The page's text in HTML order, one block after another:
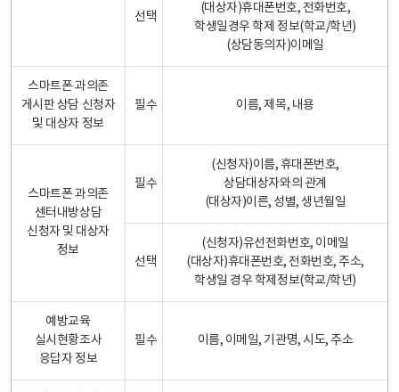
선택
(대상자)휴대폰번호, 전화번호,
학생일경우 학제 정보(학교/학년)
(상담동의자)이메일
스마트폰 과의존
게시판 상담 신청자
및 대상자 정보
필수 이름, 제목, 내용
스마트폰 과의존
센터내방상담
신청자 및 대상자
정보
필수
(신청자)이름, 휴대폰번호,
상담대상자와의 관계
(대상자)이른, 성별, 생년월일
선택
(신청자)유선전화번호, 이메일
(대상자)휴대폰번호, 전화번호, 주소,
학생일 경우 학제정보(학교/학년)
예방교육
실시현황조사
응답자 정보
필수 이름, 이메일, 기관명, 시도, 주소